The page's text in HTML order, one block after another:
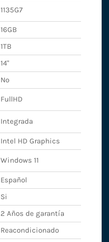
1135G7
16GB
1TB
14"
No
FullHD
Integrada
Intel HD Graphics
Windows 11
Español
Si
2 Años de garantía
Reacondicionado